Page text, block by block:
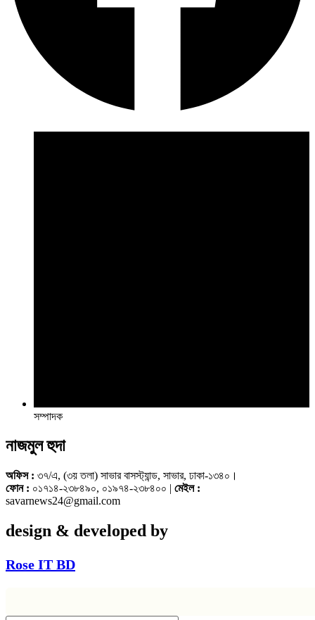
সম্পাদক
নাজমুল হুদা
অফিস : ৩৭/এ, (৩য় তলা) সাভার বাসস্ট্যান্ড, সাভার, ঢাকা-১৩৪০।
ফোন : ০১৭১৪-২৩৮৪৯০, ০১৯৭৪-২৩৮৪০০ | মেইল :
savarnews24@gmail.com
design & developed by
Rose IT BD